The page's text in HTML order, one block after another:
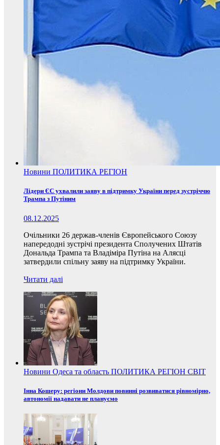
Новини ПОЛИТИКА РЕГІОН
Лідери ЄС ухвалили заяву в підтримку України перед зустріччю
Трампа з Путіним
08.12.2025
Очільники 26 держав-членів Європейського Союзу
напередодні зустрічі президента Сполучених Штатів
Дональда Трампа та Владіміра Путіна на Алясці
затвердили спільну заяву на підтримку України.
Читати далі
Новини Одеса та область ПОЛИТИКА РЕГІОН СВІТ
Інна Кошеру: регіони Молдови повинні розвиватися рівномірно,
автономії надавати не плануємо